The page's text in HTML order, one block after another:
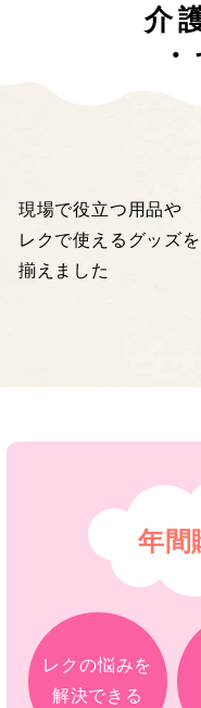
介
現場で役立つ用品や
レクで使えるグッズを
揃えました
年間
レクの悩みを
解決できる